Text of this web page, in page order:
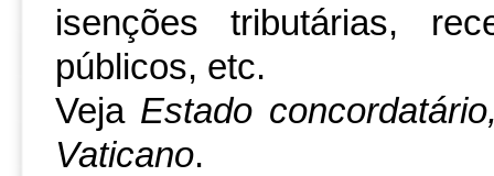
isenções tributárias,
públicos, etc.
Veja Estado
Vaticano.